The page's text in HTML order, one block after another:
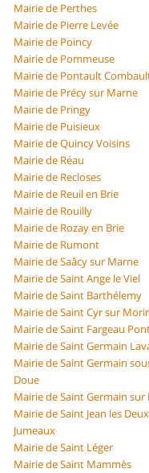
Mairie de Perthes
Mairie de Pierre Levée
Mairie de Poincy
Mairie de Pommeuse
Mairie de Pontault
Mairie de Précy sur Marne
Mairie de Pringy
Mairie de Puisieux
Mairie de Quincy Voisins
Mairie de Réau
Mairie de Recloses
Mairie de Reuil en Brie
Mairie de Rouilly
Mairie de Rozay en Brie
Mairie de Rumont
Mairie de Saâcy sur Marne
Mairie de Saint Ange le Viel
Mairie de Saint Barthélemy
Mairie de Saint Cyr sur
Mairie de Saint Fargeau
Mairie de Saint Germain
Mairie de Saint Germain
Doue
Mairie de Saint Germain sur
Mairie de Saint Jean les Deux
Jumeaux
Mairie de Saint Léger
Mairie de Saint Mammès